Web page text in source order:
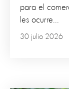
30 julio 2026
para el
les ocurre...